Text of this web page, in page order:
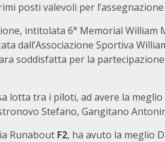
posti valevoli per
intitolata 6° Memorial William
dall’Associazione Sportiva
soddisfatta per la
lotta tra i piloti, ad avere la
Stefano, Gangitano
Runabout F2, ha avuto la meglio